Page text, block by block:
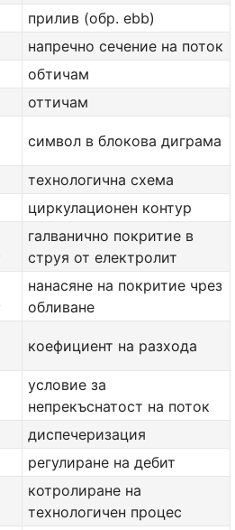
прилив (обр. ebb)
напречно сечение на поток
обтичам
оттичам
символ в блокова диграма
технологична схема
циркулационен контур
галванично покритие в
струя от електролит
нанасяне на покритие чрез
обливане
коефициент на разхода
условие за
непрекъснатост на поток
диспечеризация
регулиране на дебит
котролиране на
технологичен процес